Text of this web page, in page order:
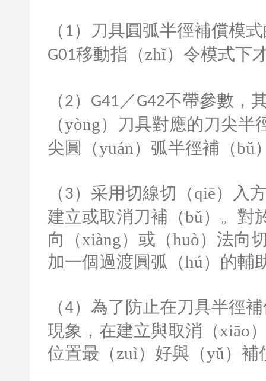
（ 1）刀具圓弧半徑補償模
G01移動指（zhǐ）令模式下
（2） G41 ／G42不帶參數，
（yòng）刀具對應的刀尖半
尖圓（yuán）弧半徑補（bǔ
（3）采用切線切（qiē）入
建立或取消刀補（bǔ）。對
向（xiàng）或（huò）法向
加一個過渡圓弧（hú）的輔
（4）為了防止在刀具半徑
現象，在建立與取消（xiāo
位置最（zuì）好與（yǔ）